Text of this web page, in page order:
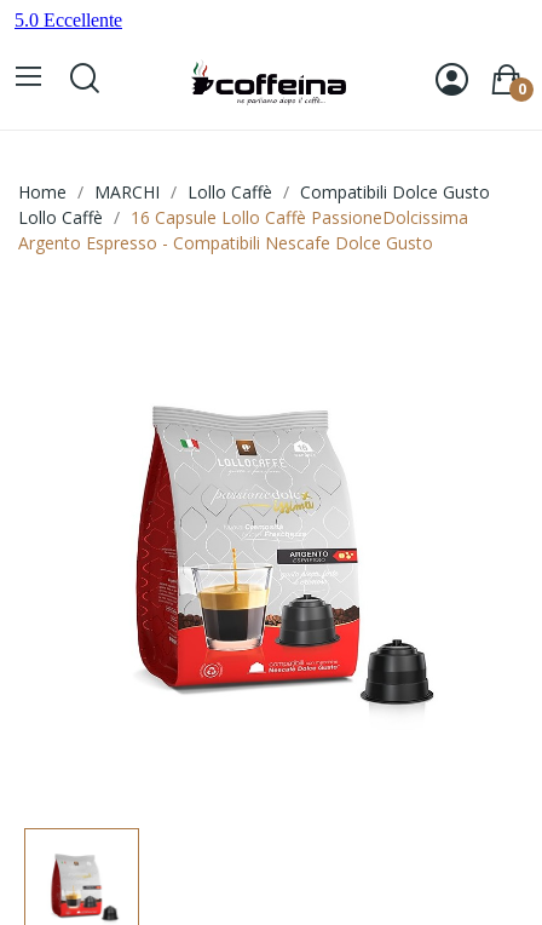
0
Home MARCHI Lollo Caffè
Compatibili Dolce Gusto
Lollo Caffè
16 Capsule Lollo Caffè PassioneDolcissima
Argento Espresso - Compatibili Nescafe Dolce Gusto